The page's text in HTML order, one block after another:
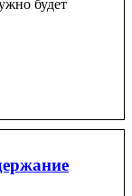
будет